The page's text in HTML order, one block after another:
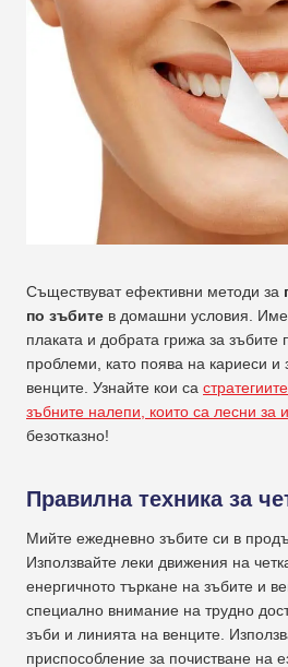
Съществуват ефективни методи за
по зъбите в домашни условия.
плаката и добрата грижа за зъбите
проблеми, като поява на кариеси и
венците. Узнайте кои са
зъбните налепи, които са лесни за
безотказно!
Правилна техника за
Мийте ежедневно зъбите си в
Използвайте леки движения на
енергичното търкане на зъбите и
специално внимание на трудно
зъби и линията на венците.
приспособление за почистване на